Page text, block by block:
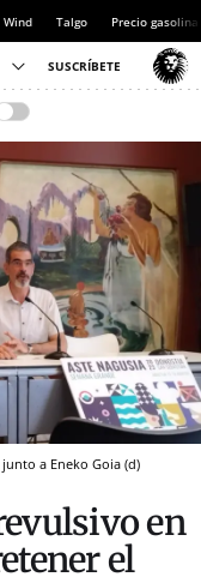
Wind Talgo Precio gasolina
a Eneko Goia (d)
en
el